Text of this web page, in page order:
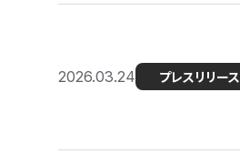
2026.03.24 プレスリリース